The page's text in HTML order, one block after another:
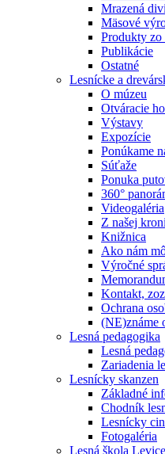
Mrazená
Mäsové
Produkty zo
Publikácie
Ostatné
Lesnícke a
O múzeu
Otváracie
Výstavy
Expozície
Ponúkame
Súťaže
Ponuka
360°
Videogaléria
Z našej
Knižnica
Ako nám
Výročné
Kontakt,
Ochrana
(NE)známe
Lesná pedagogika
Lesná
Zariadenia
Lesnícky skanzen
Základné
Chodník
Lesnícky
Fotogaléria
Lesná škola Levice